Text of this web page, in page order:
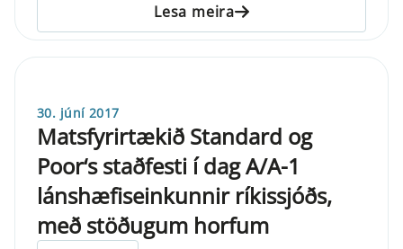
Lesa meira
30. júní 2017
Matsfyrirtækið Standard og
Poor‘s staðfesti í dag A/A-1
lánshæfiseinkunnir ríkissjóðs,
með stöðugum horfum